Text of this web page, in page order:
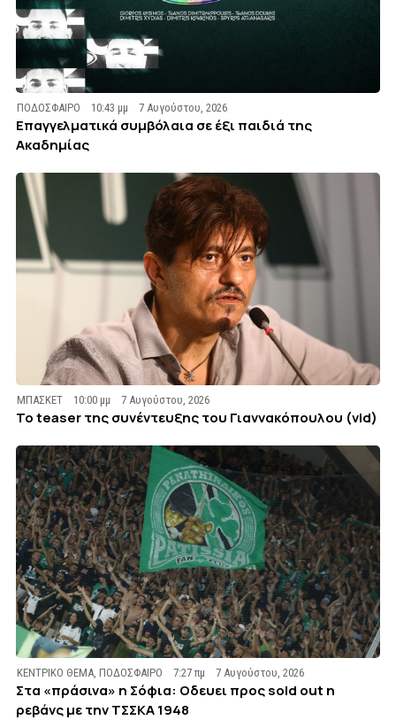
ΠΟΔΟΣΦΑΙΡΟ 10:43 μμ 7 Αυγούστου, 2026
Επαγγελματικά συμβόλαια σε έξι παιδιά της
Ακαδημίας
ΜΠΑΣΚΕΤ 10:00 μμ 7 Αυγούστου, 2026
To teaser της συνέντευξης του Γιαννακόπουλου (vid)
ΚΕΝΤΡΙΚΟ ΘΕΜΑ ,ΠΟΔΟΣΦΑΙΡΟ 7:27 πμ 7 Αυγούστου, 2026
Στα «πράσινα» η Σόφια: Οδευει προς sold out η
ρεβάνς με την ΤΣΣΚΑ 1948